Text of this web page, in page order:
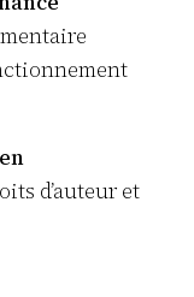
d’auteur et